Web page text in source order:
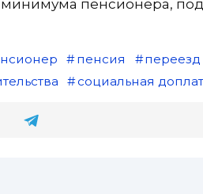
пенсионера,
пенсия переезд
социальная